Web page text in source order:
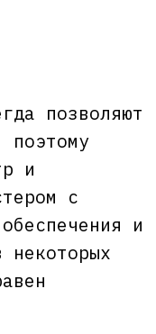
позволяют
поэтому
и
с
и